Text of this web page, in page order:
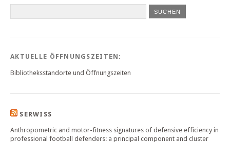
SUCHEN
AKTUELLE ÖFFNUNGSZEITEN:
Bibliotheksstandorte und Öffnungszeiten
SERWISS
Anthropometric and motor-fitness signatures of defensive efficiency in
professional football defenders: a principal component and cluster